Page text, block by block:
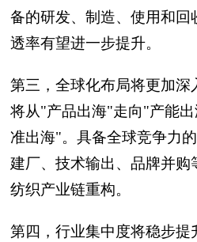
备的研发、制造、使用和回
透率有望进一步提升。
第三，全球化布局将更加深
将从"产品出海"走向"产能
准出海"。具备全球竞争力
建厂、技术输出、品牌并购
纺织产业链重构。
第四，行业集中度将稳步提